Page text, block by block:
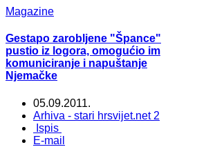
Magazine
Gestapo zarobljene "Špance"
pustio iz logora, omogućio im
komuniciranje i napuštanje
Njemačke
05.09.2011.
Arhiva - stari hrsvijet.net 2
Ispis
E-mail